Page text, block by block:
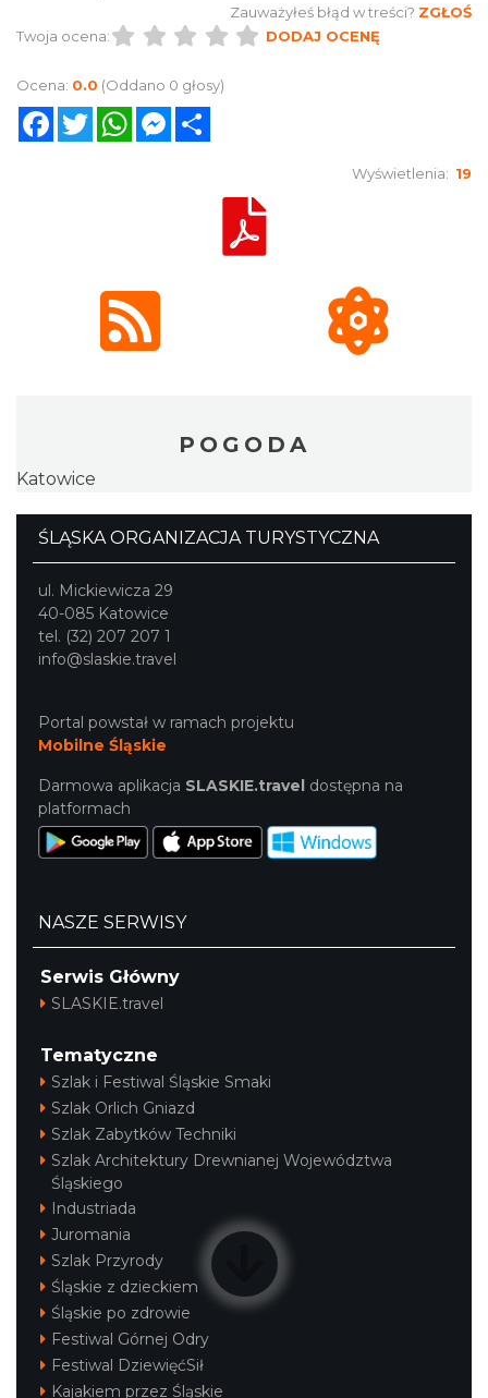
Zauważyłeś błąd w treści? ZGŁOŚ
Twoja ocena:
DODAJ OCENĘ
Ocena: 0.0 (Oddano 0 głosy)
FacebookTwitterWhatsAppMessenger
Wyświetlenia: 19
POGODA
Katowice
ŚLĄSKA ORGANIZACJA TURYSTYCZNA
ul. Mickiewicza 29
40-085 Katowice
tel. (32) 207 207 1
info@slaskie.travel
Portal powstał w ramach projektu
Mobilne Śląskie
Darmowa aplikacja SLASKIE.travel dostępna na
platformach
NASZE SERWISY
Serwis Główny
SLASKIE.travel
Tematyczne
Szlak i Festiwal Śląskie Smaki
Szlak Orlich Gniazd
Szlak Zabytków Techniki
Szlak Architektury Drewnianej Województwa
Śląskiego
Industriada
Juromania
Szlak Przyrody
Śląskie z dzieckiem
Śląskie po zdrowie
Festiwal Górnej Odry
Festiwal DziewięćSił
Kajakiem przez Śląskie